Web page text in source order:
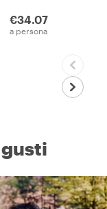
€34.07
a persona